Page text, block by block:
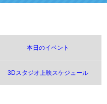
本日のイベント
3Dスタジオ上映スケジュール